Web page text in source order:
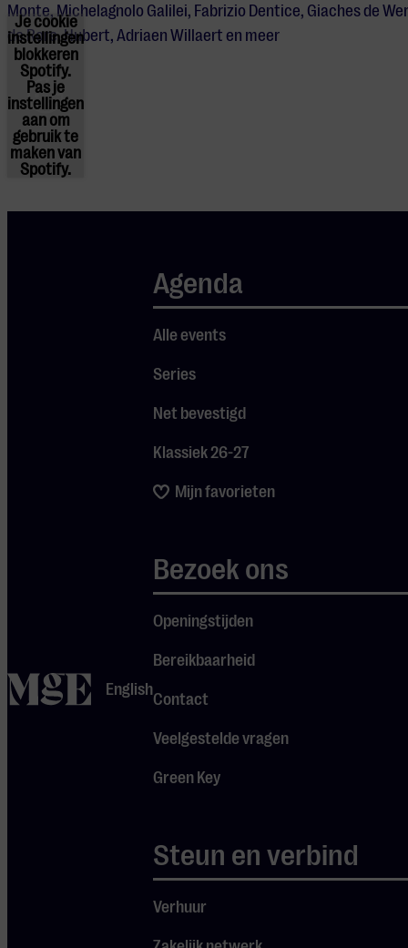
homeEnglish
Agenda
Alle events
Series
Net bevestigd
Klassiek 26-27
Mijn favorieten
Bezoek ons
Openingstijden
Bereikbaarheid
Contact
Veelgestelde vragen
Green Key
Steun en verbind
Verhuur
Monte, Michelagnolo Galilei, Fabrizio Dentice, Giaches de
de Rore,Hubert, Adriaen Willaert en meer
Je cookie
instellingen
blokkeren
Spotify.
Pas je
instellingen
aan om
gebruik te
maken van
Spotify.
Rycker -